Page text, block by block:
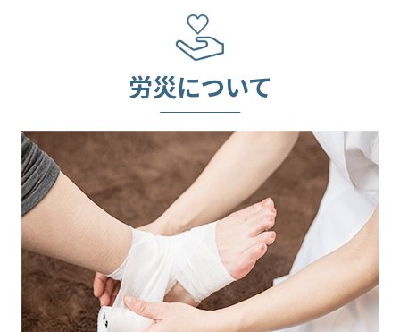
労災について